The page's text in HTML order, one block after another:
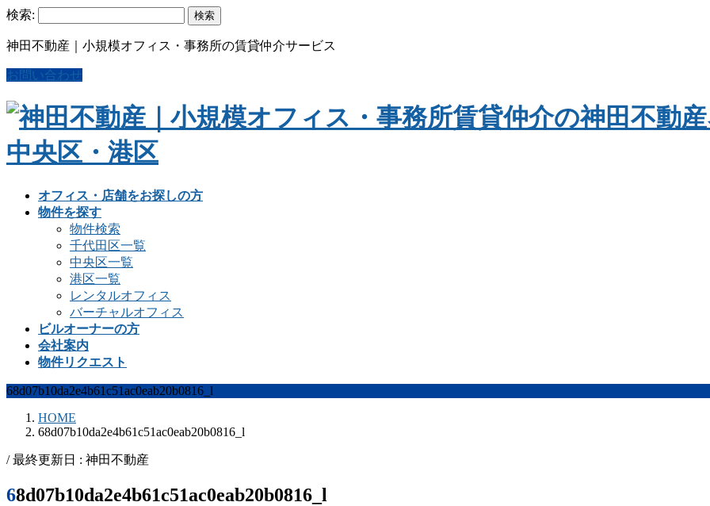
検索:
神田不動産｜小規模オフィス・事務所の賃貸仲介サービス
お問い合わせ
オフィス・店舗をお探しの方
物件を探す
物件検索
千代田区一覧
中央区一覧
港区一覧
レンタルオフィス
バーチャルオフィス
ビルオーナーの方
会社案内
物件リクエスト
68d07b10da2e4b61c51ac0eab20b0816_l
HOME
68d07b10da2e4b61c51ac0eab20b0816_l
/ 最終更新日 : 神田不動産
68d07b10da2e4b61c51ac0eab20b0816_l